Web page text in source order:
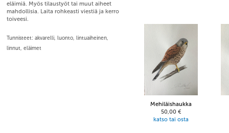
eläimiä. Myös tilaustyöt tai muut aiheet
mahdollisia. Laita rohkeasti viestiä ja kerro
toiveesi.
Tunnisteet: akvarelli, luonto, lintuaiheinen,
linnut, eläimet
Mehiläishaukka
50,00 €
katso tai osta